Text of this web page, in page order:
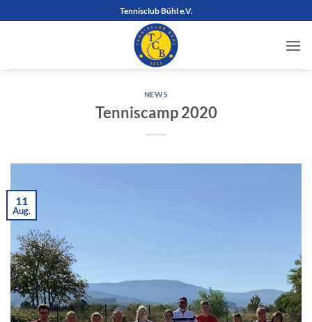
Inhalt
Tennisclub Bühl e.V.
NEWS
Tenniscamp 2020
11
Aug.